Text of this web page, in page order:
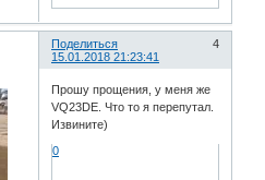
Поделиться
4
15.01.2018 21:23:41
Прошу прощения, у меня же
VQ23DE. Что то я перепутал.
Извините)
0